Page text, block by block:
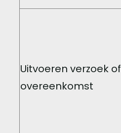
Uitvoeren verzoek of
overeenkomst